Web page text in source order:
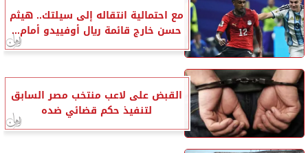
مع احتمالية انتقاله إلى سيلتك.. هيثم
حسن خارج قائمة ريال أوفييدو أمام...
القبض على لاعب منتخب مصر السابق
لتنفيذ حكم قضائي ضده